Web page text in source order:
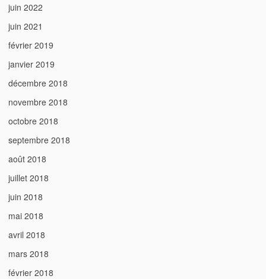
juin 2022
juin 2021
février 2019
janvier 2019
décembre 2018
novembre 2018
octobre 2018
septembre 2018
août 2018
juillet 2018
juin 2018
mai 2018
avril 2018
mars 2018
février 2018